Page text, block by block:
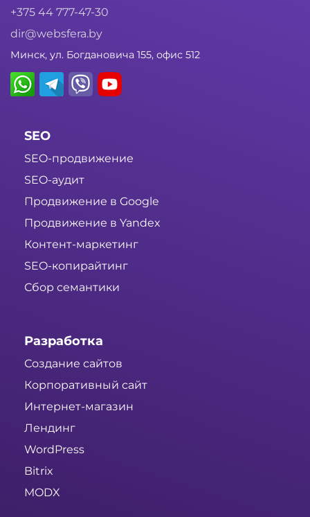
+375 44 777-47-30
dir@websfera.by
Минск, ул. Богдановича 155, офис 512
SEO
SEO-продвижение
SEO-аудит
Продвижение в Google
Продвижение в Yandex
Контент-маркетинг
SEO-копирайтинг
Сбор семантики
Разработка
Создание сайтов
Корпоративный сайт
Интернет-магазин
Лендинг
WordPress
Bitrix
MODX